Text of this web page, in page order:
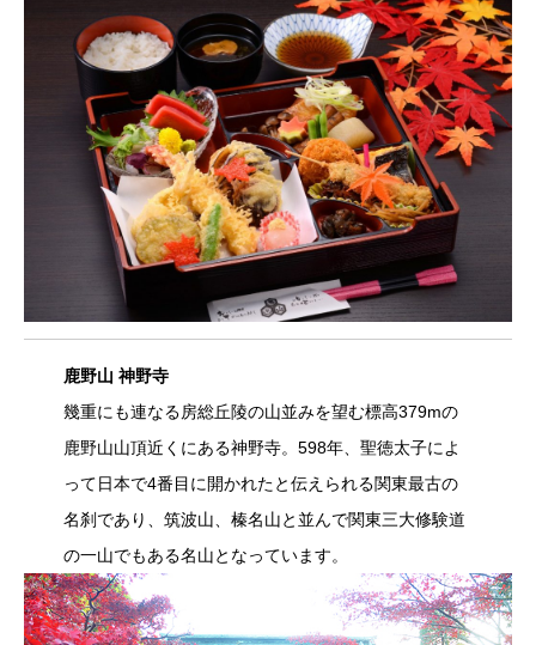
鹿野山 神野寺
幾重にも連なる房総丘陵の山並みを望む標高379mの
鹿野山山頂近くにある神野寺。598年、聖徳太子によ
って日本で4番目に開かれたと伝えられる関東最古の
名刹であり、筑波山、榛名山と並んで関東三大修験道
の一山でもある名山となっています。